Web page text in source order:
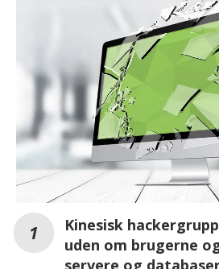
Kinesisk
uden om brugerne
servere og